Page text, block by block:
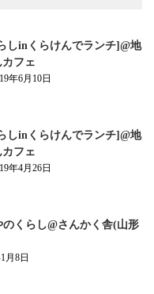
しinくらけんでランチ]@地
フェ
年6月10日
しinくらけんでランチ]@地
フェ
年4月26日
くらし@さんかく舎(山形
月8日